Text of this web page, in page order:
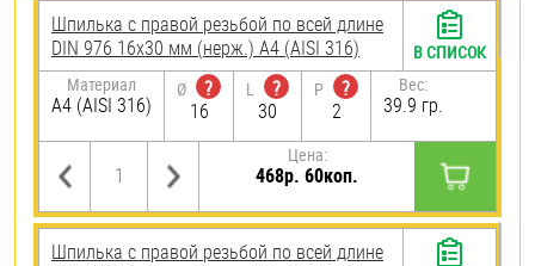
Шпилька с правой резьбой по всей длине
DIN 976 16х30 мм (нерж.) A4 (AISI 316)
Материал
A4 (AISI 316)
Ø
?
16
L
?
30
P
?
2
Вес:
39.9 гр.
Цена:
468р. 60коп.
В СПИСОК
Шпилька с правой резьбой по всей длине